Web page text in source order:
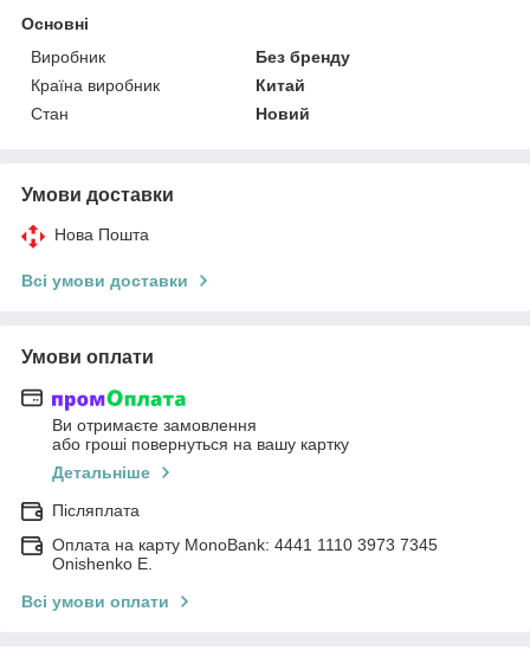
Основні
Виробник
Без бренду
Країна виробник
Китай
Стан
Новий
Умови доставки
Нова Пошта
Всі умови доставки
Умови оплати
Ви отримаєте замовлення
або гроші повернуться на вашу картку
Детальніше
Післяплата
Оплата на карту MonoBank: 4441 1110 3973 7345
Onishenko E.
Всі умови оплати